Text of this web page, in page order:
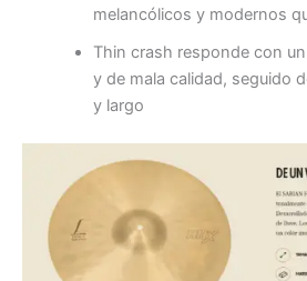
melancólicos y modernos
Thin crash responde con
y de mala calidad, seguido
y largo